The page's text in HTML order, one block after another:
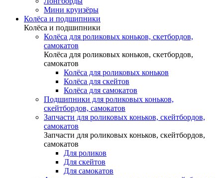
Мини круизёры
Колёса и подшипники
Колёса и подшипники
Колёса для роликовых коньков, скетбордов,
самокатов
Колёса для роликовых коньков, скетбордов,
самокатов
Колёса для роликовых коньков
Колёса для скейтов
Колёса для самокатов
Подшипники для роликовых коньков,
скейтбордов, самокатов
Запчасти для роликовых коньков, скейтбордов,
самокатов
Запчасти для роликовых коньков, скейтбордов,
самокатов
Для роликов
Для скейтов
Для самокатов